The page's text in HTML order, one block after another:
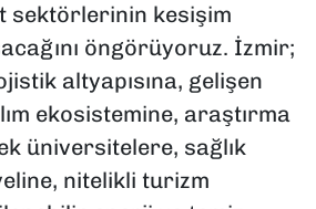
sektörlerinin kesişim
öngörüyoruz. İzmir;
altyapısına, gelişen
ekosistemine, araştırma
üniversitelere, sağlık
nitelikli turizm